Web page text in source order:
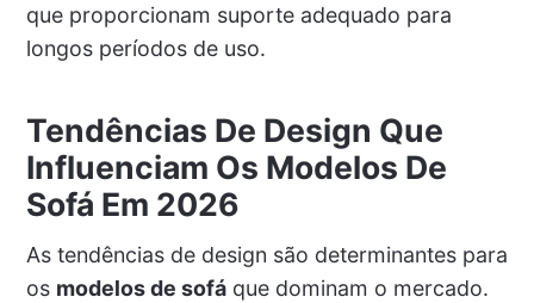
que proporcionam suporte adequado para
longos períodos de uso.
Tendências De Design Que
Influenciam Os Modelos De
Sofá Em 2026
As tendências de design são determinantes para
os modelos de sofáque dominam o mercado.